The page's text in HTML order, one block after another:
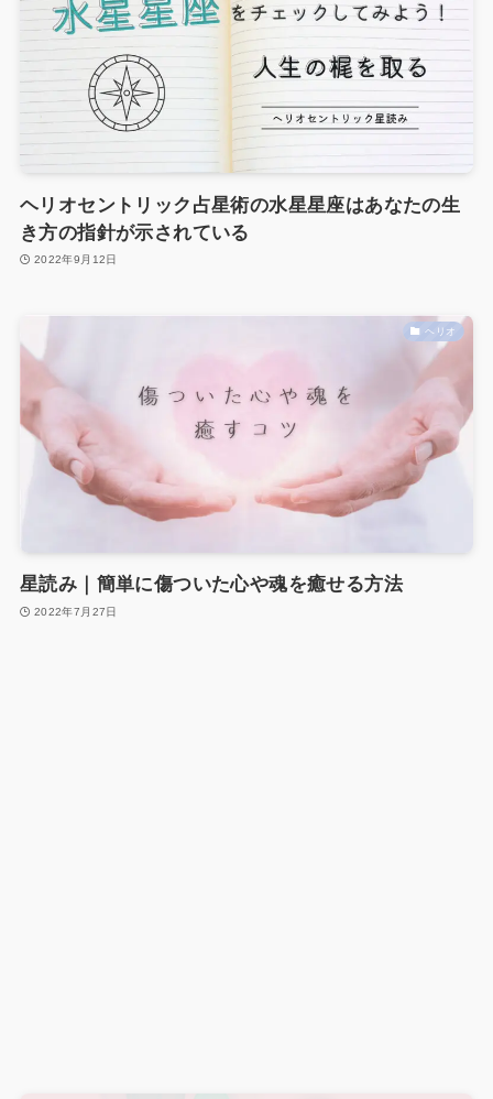
ヘリオセントリック占星術の水星星座はあなたの生
き方の指針が示されている
2022年9月12日
ヘリオ
星読み｜簡単に傷ついた心や魂を癒せる方法
2022年7月27日